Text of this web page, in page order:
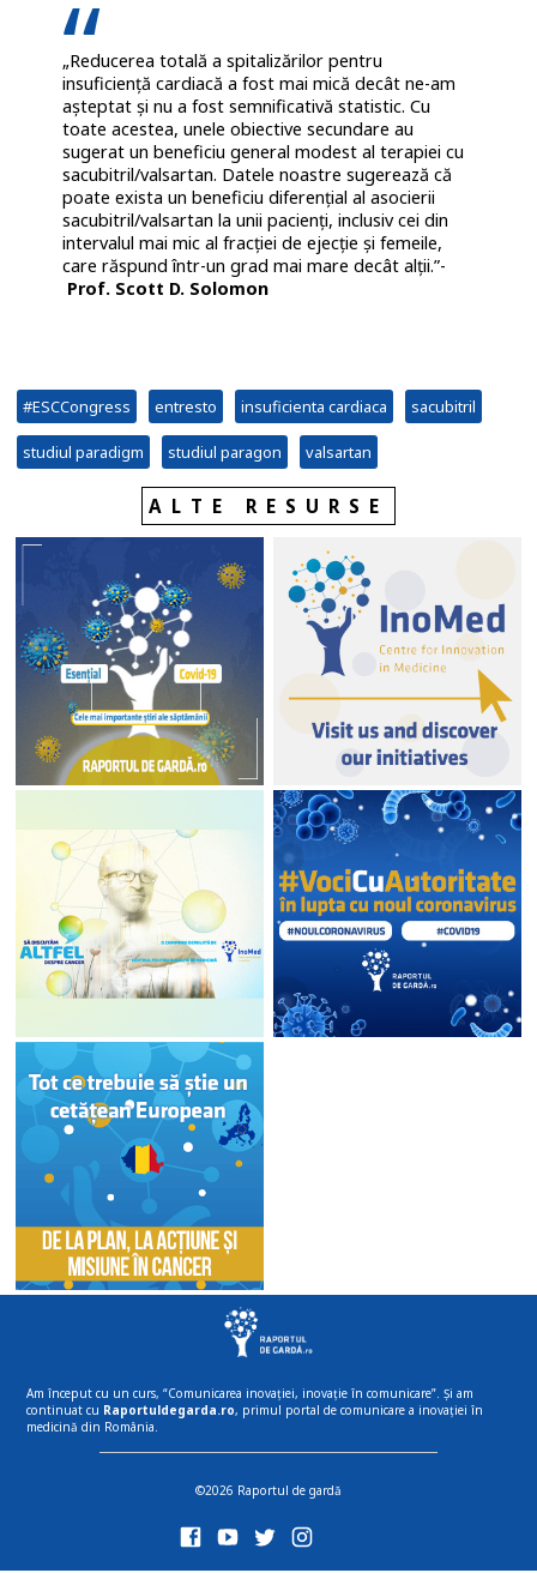
„Reducerea totală a spitalizărilor pentru
insuficiență cardiacă a fost mai mică decât ne-am
așteptat și nu a fost semnificativă statistic. Cu
toate acestea, unele obiective secundare au
sugerat un beneficiu general modest al terapiei cu
sacubitril/valsartan. Datele noastre sugerează că
poate exista un beneficiu diferențial al asocierii
sacubitril/valsartan la unii pacienți, inclusiv cei din
intervalul mai mic al fracției de ejecție și femeile,
care răspund într-un grad mai mare decât alții.”-
Prof. Scott D. Solomon
#ESCCongress entresto insuficienta cardiaca sacubitril
studiul paradigm studiul paragon valsartan
ALTE RESURSE
Am început cu un curs, “Comunicarea inovației, inovație în comunicare”. Și am
continuat cu Raportuldegarda.ro, primul portal de comunicare a inovației în
medicină din România.
©2026 Raportul de gardă